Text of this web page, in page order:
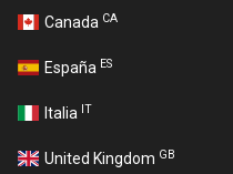
Canada CA
España ES
Italia IT
United Kingdom GB